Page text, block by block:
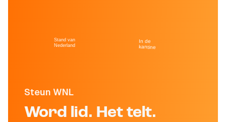
Steun WNL
Word lid. Het telt.
Stand van
Nederland
In de
kantine